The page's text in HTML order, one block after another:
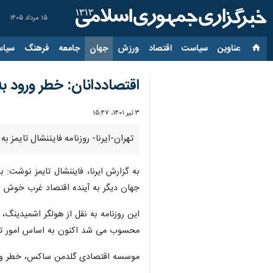
۱۵ مرداد ۱۴۰۵
عناوین‌ سیاست اقتصاد ورزش جهان جامعه فرهنگ
اقتصاددانان: خطر ورود
۳ تیر ۱۴۰۱، ۱۵:۴۷